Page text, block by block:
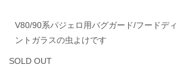
V80/90系パジェロ用バグガード/フードデ
ントガラスの虫よけです
SOLD OUT